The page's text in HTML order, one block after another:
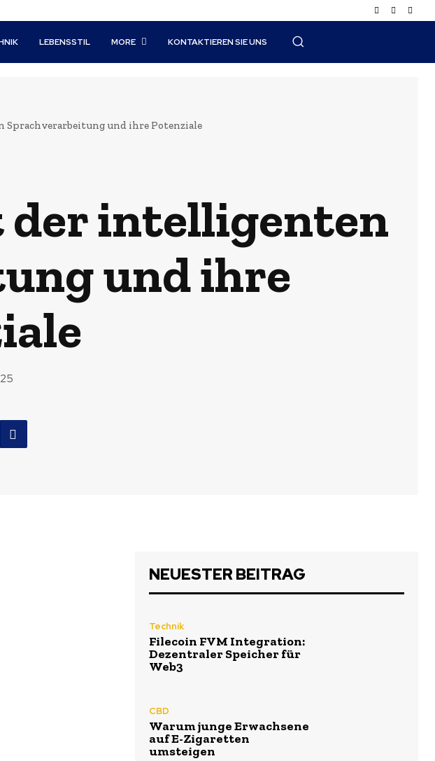
LEBENSSTIL MORE KONTAKTIEREN SIE UNS
und ihre Potenziale
der intelligenten
und ihre
NEUESTER BEITRAG
Technik
Filecoin FVM Integration:
Dezentraler Speicher für
Web3
CBD
Warum junge Erwachsene
auf E-Zigaretten
umsteigen